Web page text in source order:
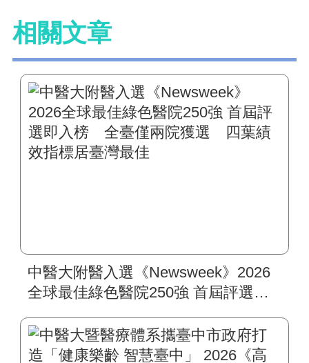
相關文章
中醫大附醫入選《Newsweek》2026
全球最佳綠色醫院250強 首屆評選即
標居臺灣最佳